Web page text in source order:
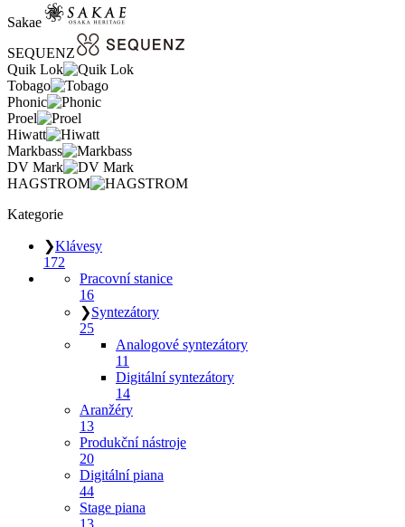
Sakae
SEQUENZ
Quik Lok
Tobago
Phonic
Proel
Hiwatt
Markbass
DV Mark
HAGSTROM
Kategorie
❯Klávesy
172
Pracovní stanice
16
❯Syntezátory
25
Analogové syntezátory
11
Digitální syntezátory
14
Aranžéry
13
Produkční nástroje
20
Digitální piana
44
Stage piana
13